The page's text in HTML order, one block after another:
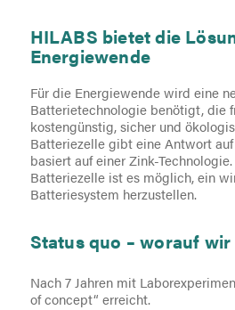
HILABS bietet die
Energiewende
Für die Energiewende wird eine
Batterietechnologie benötigt, die
kostengünstig, sicher und
Batteriezelle gibt eine Antwort
basiert auf einer Zink-
Batteriezelle ist es möglich, ein
Batteriesystem herzustellen.
Status quo – worauf
Nach 7 Jahren mit
of concept“ erreicht.